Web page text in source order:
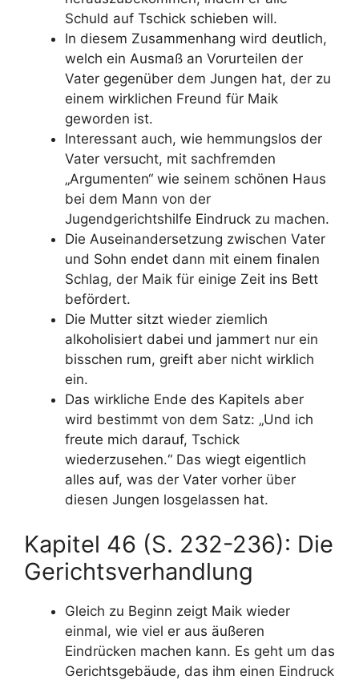
Schuld auf Tschick schieben will.
In diesem Zusammenhang wird deutlich,
welch ein Ausmaß an Vorurteilen der
Vater gegenüber dem Jungen hat, der zu
einem wirklichen Freund für Maik
geworden ist.
Interessant auch, wie hemmungslos der
Vater versucht, mit sachfremden
„Argumenten“ wie seinem schönen Haus
bei dem Mann von der
Jugendgerichtshilfe Eindruck zu machen.
Die Auseinandersetzung zwischen Vater
und Sohn endet dann mit einem finalen
Schlag, der Maik für einige Zeit ins Bett
befördert.
Die Mutter sitzt wieder ziemlich
alkoholisiert dabei und jammert nur ein
bisschen rum, greift aber nicht wirklich
ein.
Das wirkliche Ende des Kapitels aber
wird bestimmt von dem Satz: „Und ich
freute mich darauf, Tschick
wiederzusehen.“ Das wiegt eigentlich
alles auf, was der Vater vorher über
diesen Jungen losgelassen hat.
Kapitel 46 (S. 232-236): Die
Gerichtsverhandlung
Gleich zu Beginn zeigt Maik wieder
einmal, wie viel er aus äußeren
Eindrücken machen kann. Es geht um das
Gerichtsgebäude, das ihm einen Eindruck